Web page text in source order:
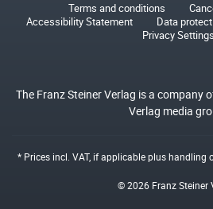
Terms and conditions
Accessibility Statement
Data
Privacy Settings
The Franz Steiner Verlag is a company
Verlag media
* Prices incl. VAT, if applicable plushandling
© 2026 Franz Steiner